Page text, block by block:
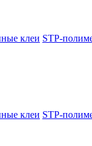
клеи STP-
клеи STP-